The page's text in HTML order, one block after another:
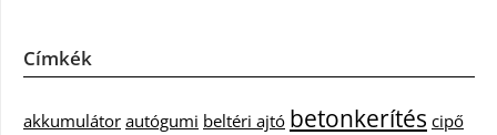
Címkék
akkumulátor autógumi beltéri ajtó betonkerítés cipő